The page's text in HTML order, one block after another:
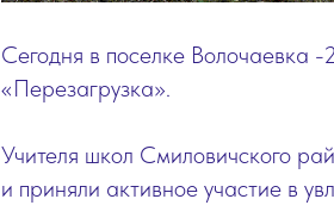
Сегодня в поселке Волочаевка
«Перезагрузка».
Учителя школ Смиловичского
и приняли активное участие в